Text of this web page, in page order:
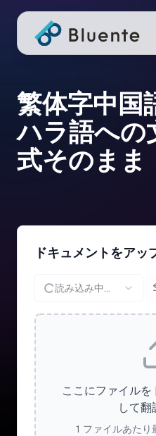
繁体字中国
ハラ語への
式そのまま
ドキュメントをアッ
読み込み中...
ここにファイル
して
1 ファイルあたり